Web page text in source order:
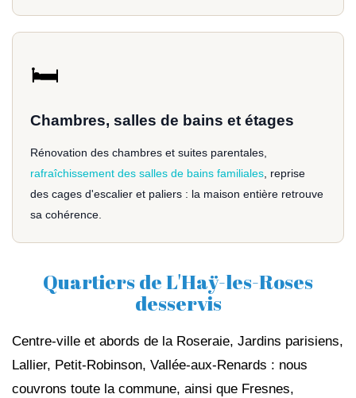
🛏️
Chambres, salles de bains et étages
Rénovation des chambres et suites parentales,
rafraîchissement des salles de bains familiales, reprise
des cages d'escalier et paliers : la maison entière retrouve
sa cohérence.
Quartiers de L'Haÿ-les-Roses
desservis
Centre-ville et abords de la Roseraie, Jardins parisiens,
Lallier, Petit-Robinson, Vallée-aux-Renards : nous
couvrons toute la commune, ainsi que Fresnes,